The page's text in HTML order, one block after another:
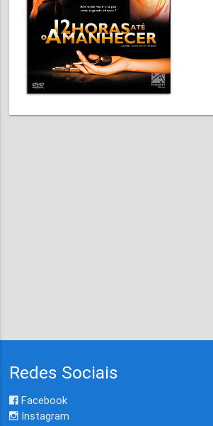
Redes Sociais
Facebook
Instagram